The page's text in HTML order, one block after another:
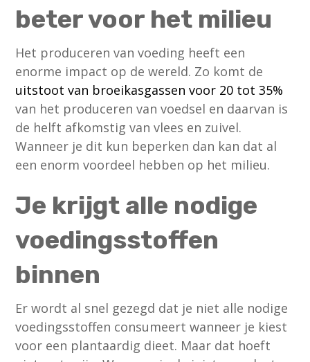
beter voor het milieu
Het produceren van voeding heeft een
enorme impact op de wereld. Zo komt de
uitstoot van broeikasgassen voor 20 tot 35%
van het produceren van voedsel en daarvan is
de helft afkomstig van vlees en zuivel.
Wanneer je dit kun beperken dan kan dat al
een enorm voordeel hebben op het milieu.
Je krijgt alle nodige
voedingsstoffen
binnen
Er wordt al snel gezegd dat je niet alle nodige
voedingsstoffen consumeert wanneer je kiest
voor een plantaardig dieet. Maar dat hoeft